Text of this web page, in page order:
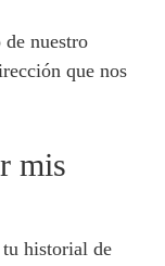
nuestro
que nos
mis
tu historial de